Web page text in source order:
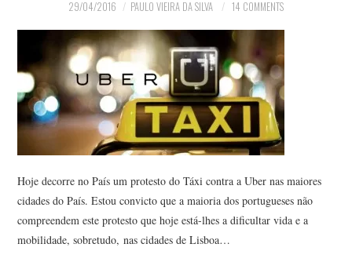
PRIVACIDADE
29/04/2016 PAULO VIEIRA DA SILVA 14 COMMENTS
Hoje decorre no País um protesto do Táxi contra a Uber nas maiores
cidades do País. Estou convicto que a maioria dos portugueses não
compreendem este protesto que hoje está-lhes a dificultar vida e a
mobilidade, sobretudo, nas cidades de Lisboa…